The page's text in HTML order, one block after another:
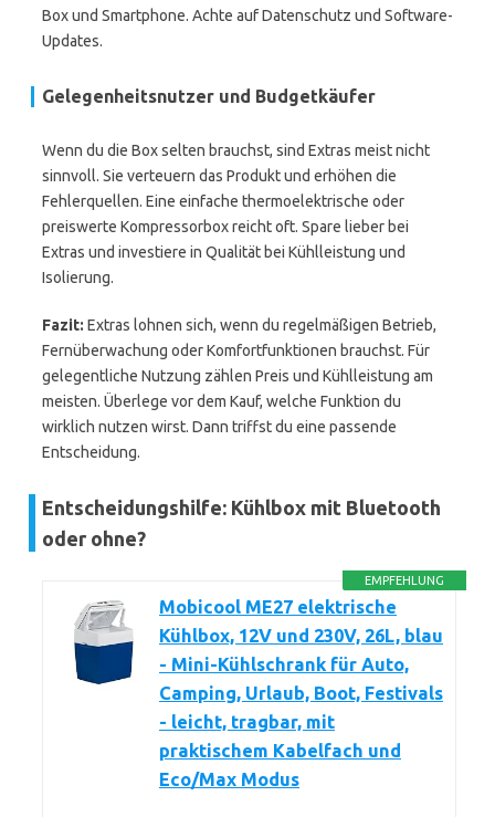
Box und Smartphone. Achte auf Datenschutz und Software-
Updates.
Gelegenheitsnutzer und Budgetkäufer
Wenn du die Box selten brauchst, sind Extras meist nicht
sinnvoll. Sie verteuern das Produkt und erhöhen die
Fehlerquellen. Eine einfache thermoelektrische oder
preiswerte Kompressorbox reicht oft. Spare lieber bei
Extras und investiere in Qualität bei Kühlleistung und
Isolierung.
Fazit: Extras lohnen sich, wenn du regelmäßigen Betrieb,
Fernüberwachung oder Komfortfunktionen brauchst. Für
gelegentliche Nutzung zählen Preis und Kühlleistung am
meisten. Überlege vor dem Kauf, welche Funktion du
wirklich nutzen wirst. Dann triffst du eine passende
Entscheidung.
Entscheidungshilfe: Kühlbox mit Bluetooth
oder ohne?
EMPFEHLUNG
Mobicool ME27 elektrische
Kühlbox, 12V und 230V, 26L, blau
- Mini-Kühlschrank für Auto,
Camping, Urlaub, Boot, Festivals
- leicht, tragbar, mit
praktischem Kabelfach und
Eco/Max Modus